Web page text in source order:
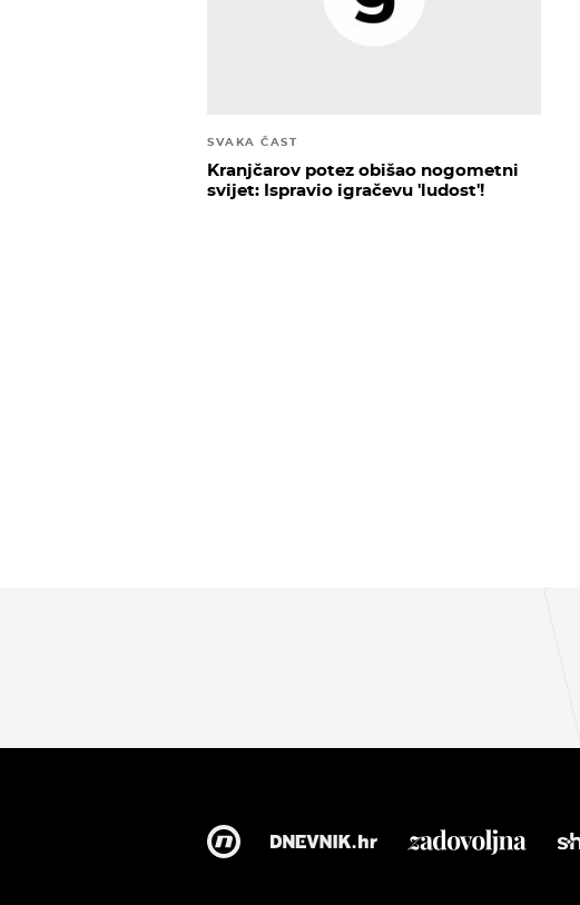
SVAKA ČAST
Kranjčarov potez obišao nogometni
svijet: Ispravio igračevu 'ludost'!